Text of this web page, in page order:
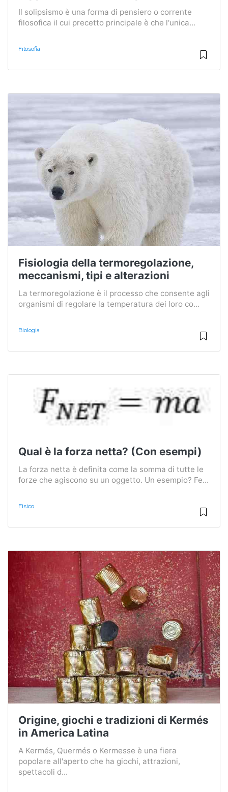
Il solipsismo è una forma di pensiero o corrente
filosofica il cui precetto principale è che l'unica...
Filosofia
Fisiologia della termoregolazione,
meccanismi, tipi e alterazioni
La termoregolazione è il processo che consente agli
organismi di regolare la temperatura dei loro co...
Biologia
Qual è la forza netta? (Con esempi)
La forza netta è definita come la somma di tutte le
forze che agiscono su un oggetto. Un esempio? Fe...
Fisico
Origine, giochi e tradizioni di Kermés
in America Latina
A Kermés, Quermés o Kermesse è una fiera
popolare all'aperto che ha giochi, attrazioni,
spettacoli d...